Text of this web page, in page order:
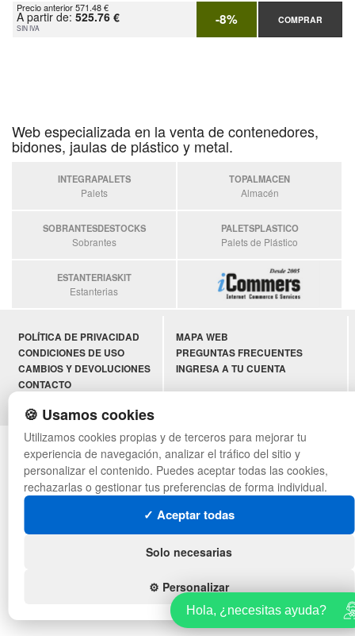
Precio anterior 571.48 €
A partir de: 525.76 €
SIN IVA -8% COMPRAR
Web especializada en la venta de contenedores,
bidones, jaulas de plástico y metal.
INTEGRAPALETS
Palets
TOPALMACEN
Almacén
SOBRANTESDESTOCKS
Sobrantes
PALETSPLASTICO
Palets de Plástico
ESTANTERIASKIT
Estanterias
POLÍTICA DE PRIVACIDAD
CONDICIONES DE USO
CAMBIOS Y DEVOLUCIONES
CONTACTO
MAPA WEB
PREGUNTAS FRECUENTES
INGRESA A TU CUENTA
© asistentecompras.com - Todos los derechos reservados
🍪 Usamos cookies
Utilizamos cookies propias y de terceros para mejorar tu
experiencia de navegación, analizar el tráfico del sitio y
personalizar el contenido. Puedes aceptar todas las cookies,
rechazarlas o gestionar tus preferencias de forma individual.
✓ Aceptar todas
Solo necesarias
⚙️ Personalizar
Hola, ¿necesitas ayuda?